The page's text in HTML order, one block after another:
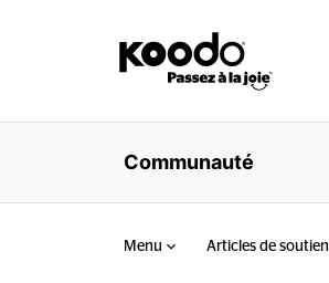
Communauté
Menu Articles de soutien